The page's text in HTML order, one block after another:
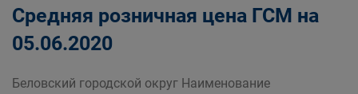
Средняя розничная цена ГСМ на
05.06.2020
Беловский городской округ Наименование